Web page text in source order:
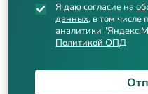
Я даю согласие на
данных, в том числе
аналитики
Политикой ОПД